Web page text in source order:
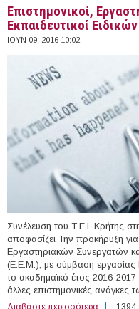
Επιστημονικοί,
Εκπαιδευτικοί
ΙΟΥΝ 09, 2016 10:02
Συνέλευση του Τ.Ε.Ι. Κρήτης
αποφασίζει Την προκήρυξη
Εργαστηριακών Συνεργατών
(Ε.Ε.Μ.), με σύμβαση εργασίας
το ακαδημαϊκό έτος 2016-
άλλες επιστημονικές ανάγκες
Διαβάστε περισσότερα για1394